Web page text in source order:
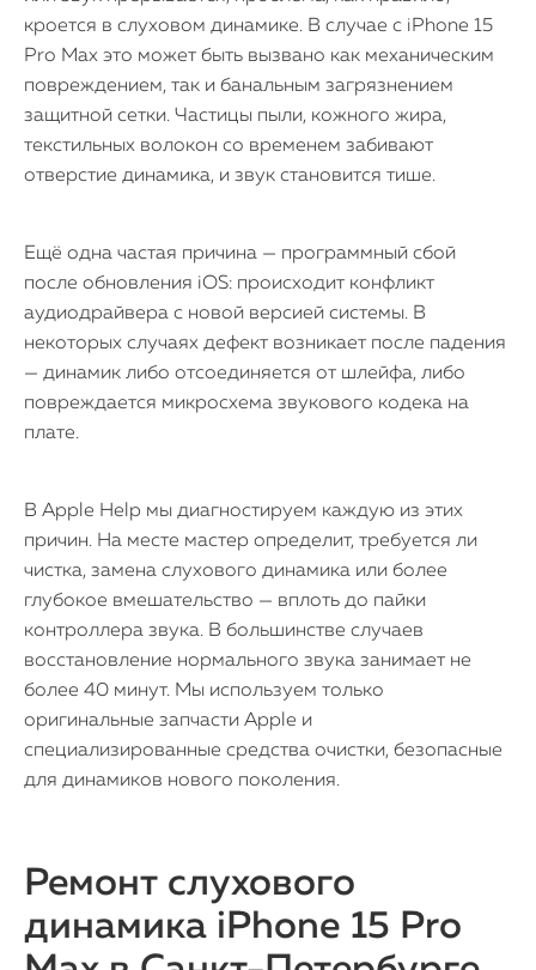
кроется в слуховом динамике. В случае с iPhone 15
Pro Max это может быть вызвано как механическим
повреждением, так и банальным загрязнением
защитной сетки. Частицы пыли, кожного жира,
текстильных волокон со временем забивают
отверстие динамика, и звук становится тише.
Ещё одна частая причина — программный сбой
после обновления iOS: происходит конфликт
аудиодрайвера с новой версией системы. В
некоторых случаях дефект возникает после падения
— динамик либо отсоединяется от шлейфа, либо
повреждается микросхема звукового кодека на
плате.
В Apple Help мы диагностируем каждую из этих
причин. На месте мастер определит, требуется ли
чистка, замена слухового динамика или более
глубокое вмешательство — вплоть до пайки
контроллера звука. В большинстве случаев
восстановление нормального звука занимает не
более 40 минут. Мы используем только
оригинальные запчасти Apple и
специализированные средства очистки, безопасные
для динамиков нового поколения.
Ремонт слухового
динамика iPhone 15 Pro